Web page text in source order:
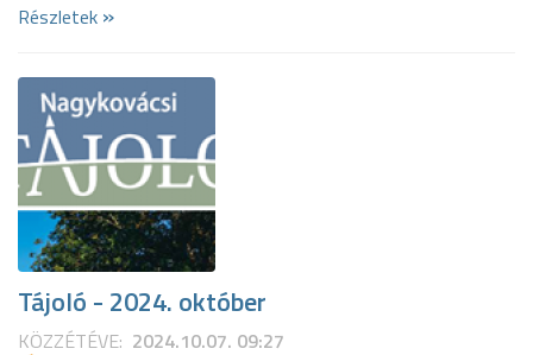
Részletek »
Tájoló - 2024. október
KÖZZÉTÉVE: 2024.10.07. 09:27